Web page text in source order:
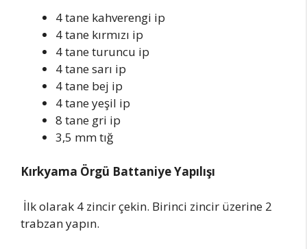
4 tane kahverengi ip
4 tane kırmızı ip
4 tane turuncu ip
4 tane sarı ip
4 tane bej ip
4 tane yeşil ip
8 tane gri ip
3,5 mm tığ
Kırkyama Örgü Battaniye Yapılışı
İlk olarak 4 zincir çekin. Birinci zincir üzerine 2
trabzan yapın.